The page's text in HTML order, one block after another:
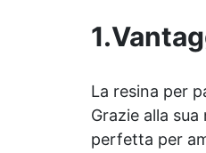
1.
La resina per
Grazie alla
perfetta per